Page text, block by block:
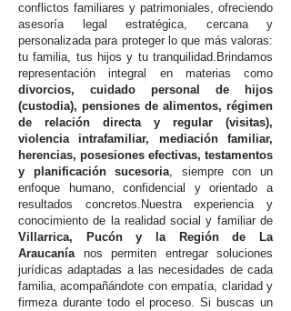
conflictos familiares y patrimoniales, ofreciendo
asesoría legal estratégica, cercana y
personalizada para proteger lo que más valoras:
tu familia, tus hijos y tu tranquilidad.Brindamos
representación integral en materias como
divorcios, cuidado personal de hijos
(custodia), pensiones de alimentos, régimen
de relación directa y regular (visitas),
violencia intrafamiliar, mediación familiar,
herencias, posesiones efectivas, testamentos
y planificación sucesoria, siempre con un
enfoque humano, confidencial y orientado a
resultados concretos.Nuestra experiencia y
conocimiento de la realidad social y familiar de
Villarrica, Pucón y la Región de La
Araucaníanos permiten entregar soluciones
jurídicas adaptadas a las necesidades de cada
familia, acompañándote con empatía, claridad y
firmeza durante todo el proceso. Si buscas un